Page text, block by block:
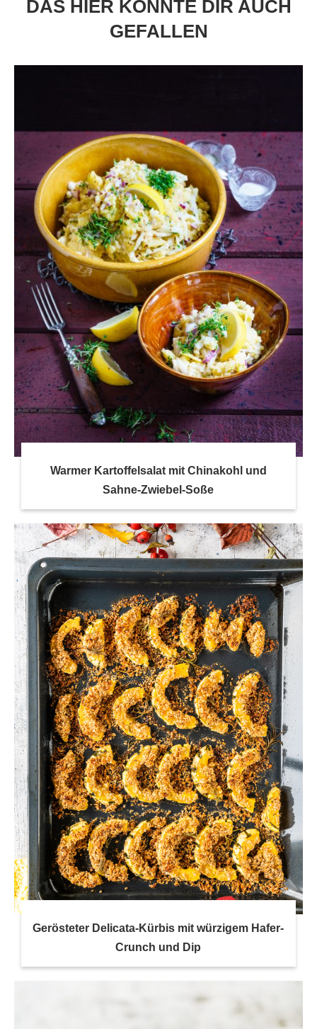
DAS HIER KÖNNTE DIR AUCH
GEFALLEN
Warmer Kartoffelsalat mit Chinakohl und
Sahne-Zwiebel-Soße
Gerösteter Delicata-Kürbis mit würzigem Hafer-
Crunch und Dip